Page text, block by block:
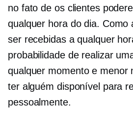
no fato de os clientes
qualquer hora do dia. Como
ser recebidas a qualquer
probabilidade de realizar
qualquer momento e menor
ter alguém disponível para
pessoalmente.